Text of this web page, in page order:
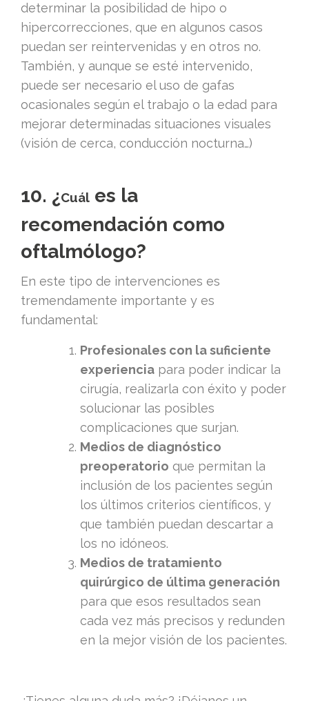
determinar la posibilidad de hipo o
hipercorrecciones, que en algunos casos
puedan ser reintervenidas y en otros no.
También, y aunque se esté intervenido,
puede ser necesario el uso de gafas
ocasionales según el trabajo o la edad para
mejorar determinadas situaciones visuales
(visión de cerca, conducción nocturna…)
10. ¿Cuál es la
recomendación como
oftalmólogo?
En este tipo de intervenciones es
tremendamente importante y es
fundamental:
Profesionales con la suficiente
experiencia para poder indicar la
cirugía, realizarla con éxito y poder
solucionar las posibles
complicaciones que surjan.
Medios de diagnóstico
preoperatorio que permitan la
inclusión de los pacientes según
los últimos criterios científicos, y
que también puedan descartar a
los no idóneos.
Medios de tratamiento
quirúrgico de última generación
para que esos resultados sean
cada vez más precisos y redunden
en la mejor visión de los pacientes.